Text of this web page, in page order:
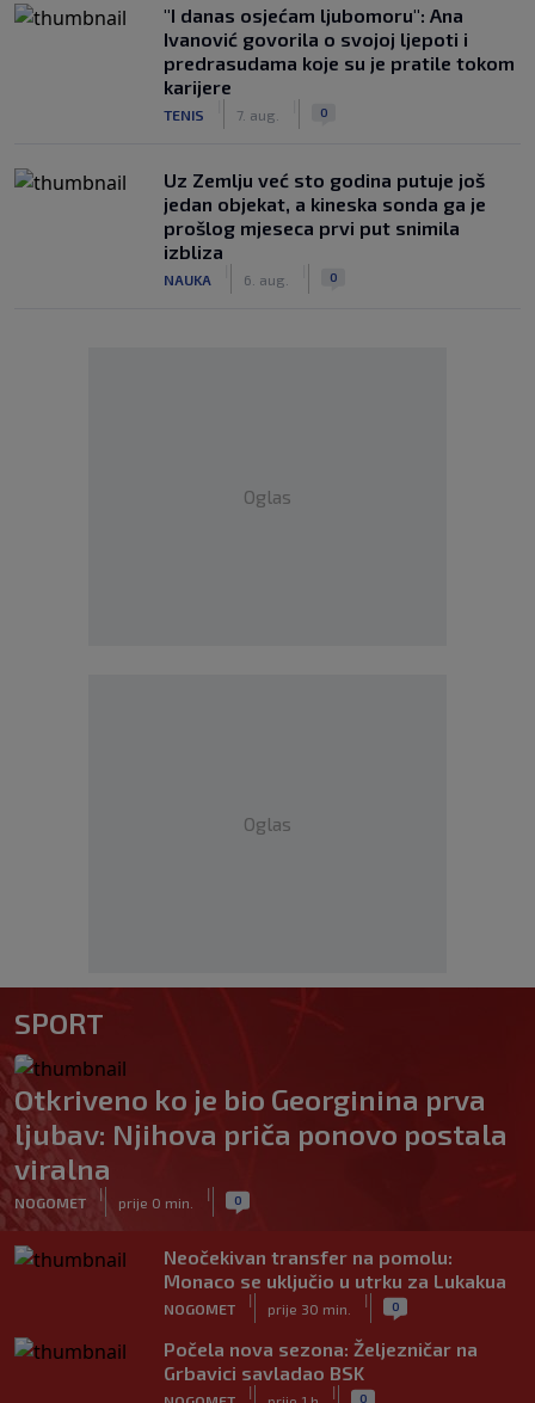
"I danas osjećam ljubomoru": Ana
Ivanović govorila o svojoj ljepoti i
predrasudama koje su je pratile tokom
karijere
TENIS 7. aug. 0
Uz Zemlju već sto godina putuje još
jedan objekat, a kineska sonda ga je
prošlog mjeseca prvi put snimila
izbliza
NAUKA 6. aug. 0
Oglas
Oglas
SPORT
Otkriveno ko je bio Georginina prva
ljubav: Njihova priča ponovo postala
viralna
NOGOMET
|
prije 0 min.
| 0
Neočekivan transfer na pomolu:
Monaco se uključio u utrku za Lukakua
NOGOMET
|
prije 30 min.
| 0
Počela nova sezona: Željezničar na
Grbavici savladao BSK
| | 0